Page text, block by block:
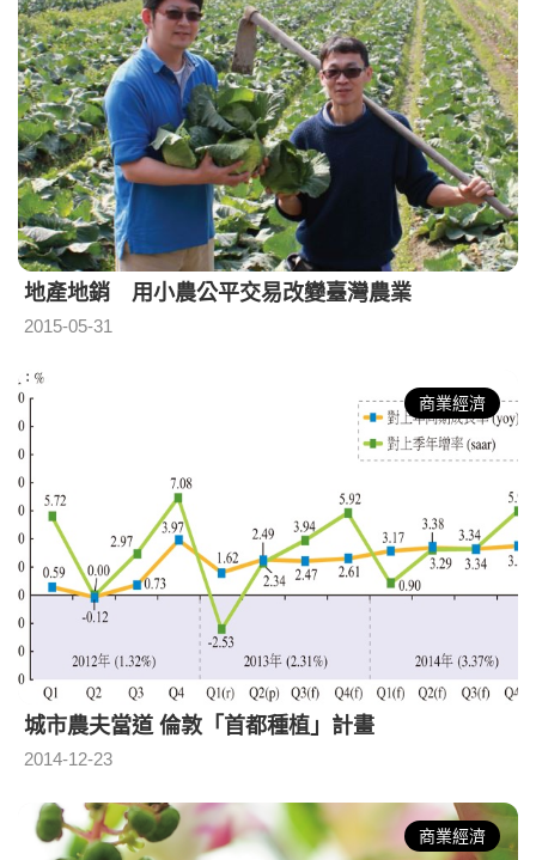
地產地銷 用小農公平交易改變臺灣農業
2015-05-31
商業經濟
城市農夫當道 倫敦「首都種植」計畫
2014-12-23
商業經濟